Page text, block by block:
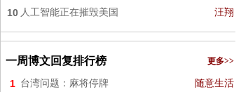
10 人工智能正在摧毁美国 汪翔
一周博文回复排行榜 更多>>
1 台湾问题：麻将停牌 随意生活